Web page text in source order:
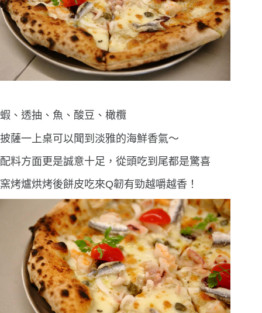
蝦、透抽、魚、酸豆、橄欖
披薩一上桌可以聞到淡雅的海鮮香氣〜
配料方面更是誠意十足，從頭吃到尾都是驚喜
窯烤爐烘烤後餅皮吃來Q韌有勁越嚼越香！